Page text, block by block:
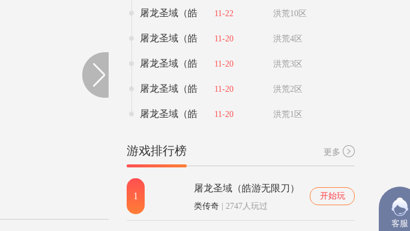
屠龙圣域（皓 11-22 洪荒10区
屠龙圣域（皓 11-20 洪荒4区
屠龙圣域（皓 11-20 洪荒3区
屠龙圣域（皓 11-20 洪荒2区
屠龙圣域（皓 11-20 洪荒1区
游戏排行榜 更多
1
屠龙圣域（皓游无限刀）
类传奇 | 2747人玩过
开始玩
客服